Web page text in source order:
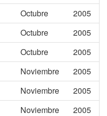
Octubre
2005
Octubre
2005
Octubre
2005
Noviembre
2005
Noviembre
2005
Noviembre
2005